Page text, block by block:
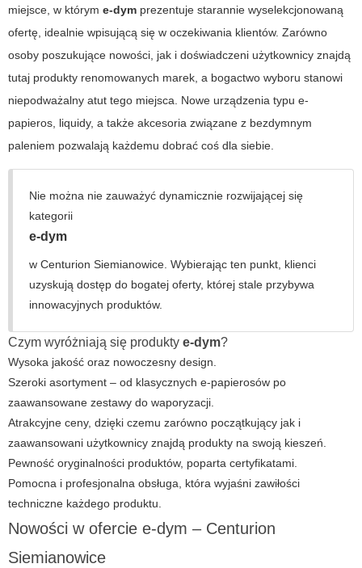
miejsce, w którym e-dym prezentuje starannie wyselekcjonowaną
ofertę, idealnie wpisującą się w oczekiwania klientów. Zarówno
osoby poszukujące nowości, jak i doświadczeni użytkownicy znajdą
tutaj produkty renomowanych marek, a bogactwo wyboru stanowi
niepodważalny atut tego miejsca. Nowe urządzenia typu e-
papieros, liquidy, a także akcesoria związane z bezdymnym
paleniem pozwalają każdemu dobrać coś dla siebie.
Nie można nie zauważyć dynamicznie rozwijającej się
kategorii
e-dym
w Centurion Siemianowice. Wybierając ten punkt, klienci
uzyskują dostęp do bogatej oferty, której stale przybywa
innowacyjnych produktów.
Czym wyróżniają się produkty e-dym?
Wysoka jakość oraz nowoczesny design.
Szeroki asortyment – od klasycznych e-papierosów po
zaawansowane zestawy do waporyzacji.
Atrakcyjne ceny, dzięki czemu zarówno początkujący jak i
zaawansowani użytkownicy znajdą produkty na swoją kieszeń.
Pewność oryginalności produktów, poparta certyfikatami.
Pomocna i profesjonalna obsługa, która wyjaśni zawiłości
techniczne każdego produktu.
Nowości w ofercie e-dym – Centurion
Siemianowice